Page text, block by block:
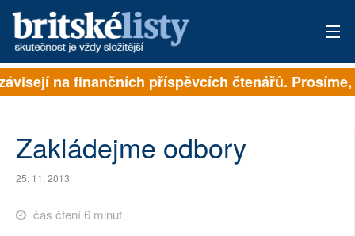
PŘIHLÁSIT
ARCHIV
na finančních příspěvcích čtenářů. Prosíme,
Zakládejme odbory
25. 11. 2013
čas čtení 6 minut